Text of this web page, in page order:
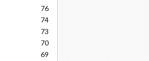
76
74
73
70
69